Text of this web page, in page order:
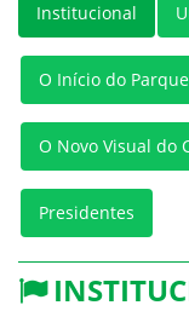
Institucional
O Início do
O Novo Visual do
Presidentes